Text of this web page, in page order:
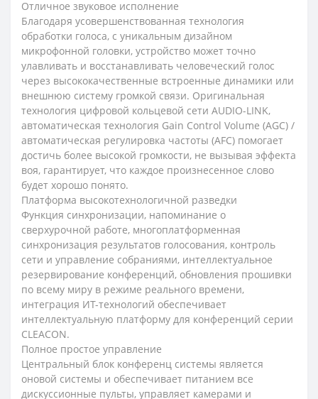
Отличное звуковое исполнение
Благодаря усовершенствованная технология
обработки голоса, с уникальным дизайном
микрофонной головки, устройство может точно
улавливать и восстанавливать человеческий голос
через высококачественные встроенные динамики или
внешнюю систему громкой связи. Оригинальная
технология цифровой кольцевой сети AUDIO-LINK,
автоматическая технология Gain Control Volume (AGC) /
автоматическая регулировка частоты (AFC) помогает
достичь более высокой громкости, не вызывая эффекта
воя, гарантирует, что каждое произнесенное слово
будет хорошо понято.
Платформа высокотехнологичной разведки
Функция синхронизации, напоминание о
сверхурочной работе, многоплатформенная
синхронизация результатов голосования, контроль
сети и управление собраниями, интеллектуальное
резервирование конференций, обновления прошивки
по всему миру в режиме реального времени,
интеграция ИТ-технологий обеспечивает
интеллектуальную платформу для конференций серии
CLEACON.
Полное простое управление
Центральный блок конференц системы является
оновой системы и обеспечивает питанием все
дискуссионные пульты, управляет камерами и